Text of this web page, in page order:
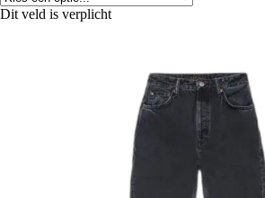
Dit veld is verplicht